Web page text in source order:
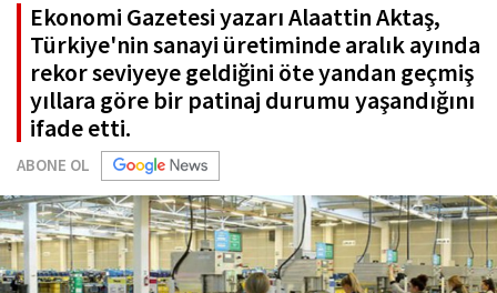
Ekonomi Gazetesi yazarı Alaattin Aktaş,
Türkiye'nin sanayi üretiminde aralık ayında
rekor seviyeye geldiğini öte yandan geçmiş
yıllara göre bir patinaj durumu yaşandığını
ifade etti.
ABONE OL